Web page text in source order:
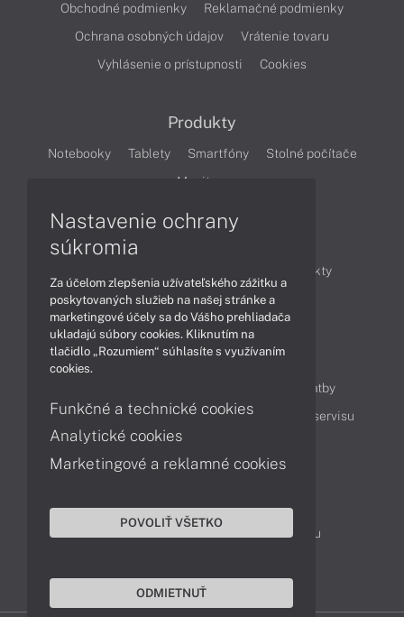
Obchodné podmienky
Reklamačné podmienky
Ochrana osobných údajov
Vrátenie tovaru
Vyhlásenie o prístupnosti
Cookies
Produkty
Notebooky Tablety Smartfóny
Stolné počítače
Monitory
Produkty
Technológie
Videá
Obsah
Možnosti doručenia a platby
Podpora a servis
Servisné služby Cenník servisu
Kontakty
043 4224 771
Obchodné oddelenie
Reklamácia tovaru
Nastavenie ochrany
súkromia
Za účelom zlepšenia užívateľského zážitku a
poskytovaných služieb na našej stránke a
marketingové účely sa do Vášho prehliadača
ukladajú súbory cookies. Kliknutím na
tlačidlo „Rozumiem“ súhlasíte s využívaním
cookies.
Funkčné a technické cookies
Analytické cookies
Marketingové a reklamné cookies
POVOLIŤ VŠETKO
ODMIETNUŤ